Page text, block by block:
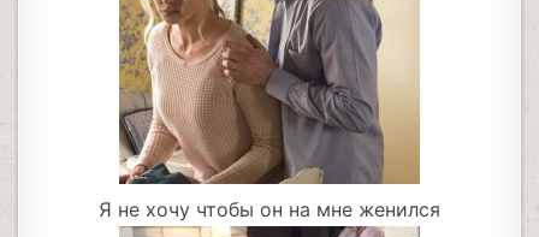
Я не хочу чтобы он на мне женился